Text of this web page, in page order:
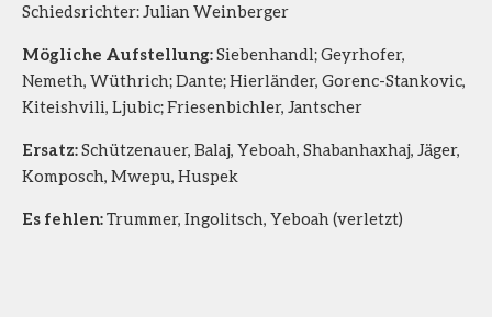
Schiedsrichter: Julian Weinberger
Mögliche Aufstellung:Siebenhandl; Geyrhofer,
Nemeth, Wüthrich; Dante; Hierländer, Gorenc-Stankovic,
Kiteishvili, Ljubic; Friesenbichler, Jantscher
Ersatz:Schützenauer, Balaj, Yeboah, Shabanhaxhaj, Jäger,
Komposch, Mwepu, Huspek
Es fehlen:Trummer, Ingolitsch, Yeboah (verletzt)